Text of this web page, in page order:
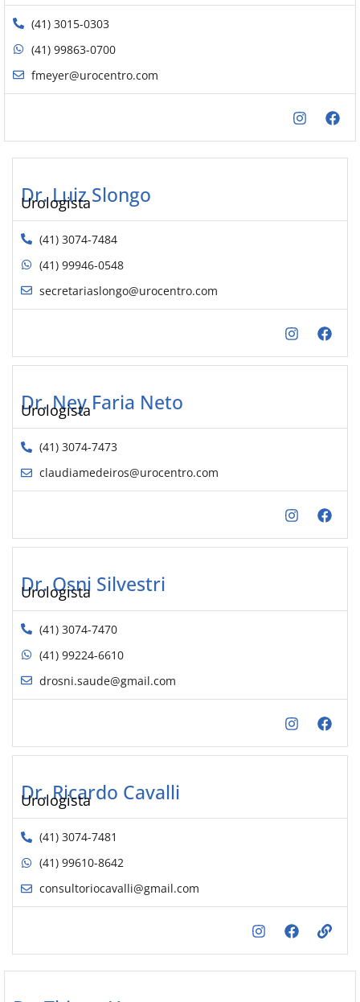
(41) 3015-0303
(41) 99863-0700
fmeyer@urocentro.com
Dr. Luiz Slongo
Urologista
(41) 3074-7484
(41) 99946-0548
secretariaslongo@urocentro.com
Dr. Ney Faria Neto
Urologista
(41) 3074-7473
claudiamedeiros@urocentro.com
Dr. Osni Silvestri
Urologista
(41) 3074-7470
(41) 99224-6610
drosni.saude@gmail.com
Dr. Ricardo Cavalli
Urologista
(41) 3074-7481
(41) 99610-8642
consultoriocavalli@gmail.com